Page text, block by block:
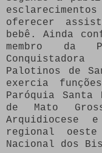
oferecer
bebê. Ainda
membro da
Palotinos de
exercia
Paróquia
de Mato
Arquidiocese
regional oeste
Nacional dos